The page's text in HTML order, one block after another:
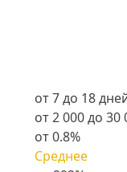
от 7 до 18
от 2 000 до 30
от 0.8%
Среднее